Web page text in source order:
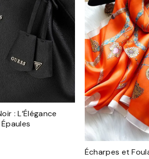
: L’Élégance
Écharpes et